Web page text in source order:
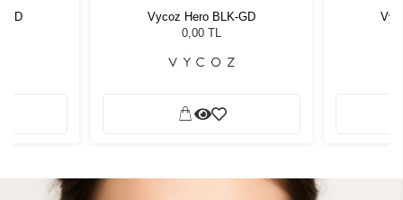
GD
Vycoz Hero BLK-GD
0,00 TL